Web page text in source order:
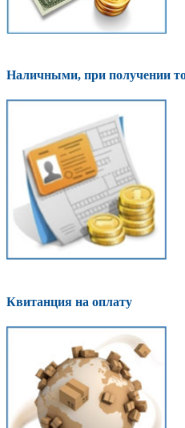
Наличными, при получении
Квитанция на оплату